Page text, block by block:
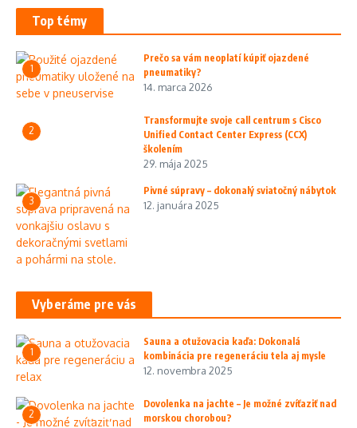
Top témy
1
Prečo sa vám neoplatí kúpiť ojazdené
pneumatiky?
14. marca 2026
2
Transformujte svoje call centrum s Cisco
Unified Contact Center Express (CCX)
školením
29. mája 2025
3
Pivné súpravy – dokonalý sviatočný nábytok
12. januára 2025
Vyberáme pre vás
1
Sauna a otužovacia kaďa: Dokonalá
kombinácia pre regeneráciu tela aj mysle
12. novembra 2025
2
Dovolenka na jachte – Je možné zvíťaziť nad
morskou chorobou?